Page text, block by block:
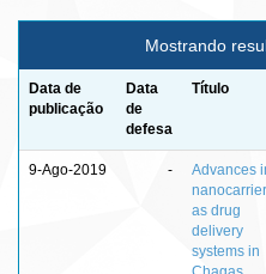
Mostrando
Data de
publicação
Data
de
defesa
Título
9-Ago-2019 -
Advances
as drug
delivery
systems in